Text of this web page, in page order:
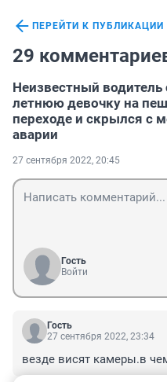
ПЕРЕЙТИ К ПУБЛИКАЦИИ
29
Неизвестный водитель
летнюю девочку на
переходе и скрылся с
аварии
27 сентября 2022, 20:45
Гость
Войти
Гость
27 сентября 2022, 23:34
везде висят камеры.в